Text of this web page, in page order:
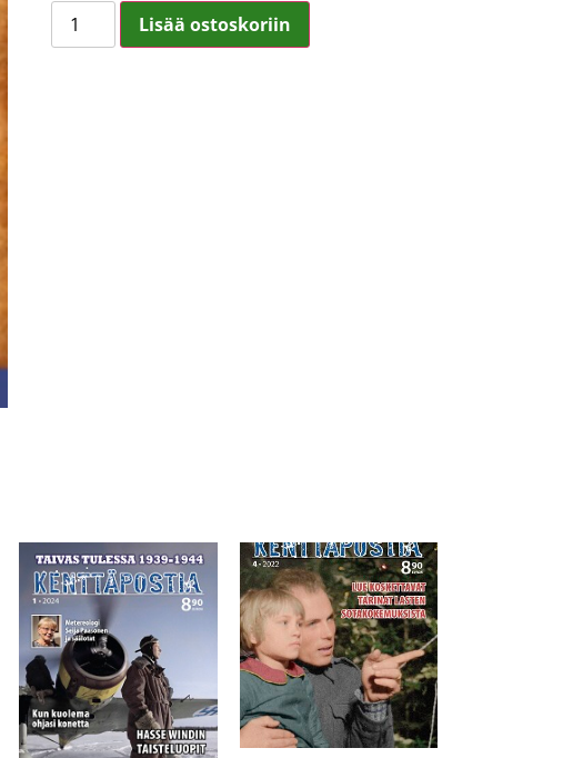
Lisää ostoskoriin